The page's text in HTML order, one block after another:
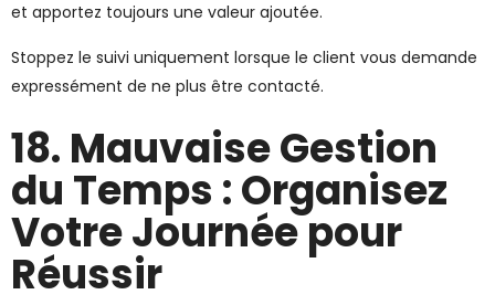
et apportez toujours une valeur ajoutée.
Stoppez le suivi uniquement lorsque le client vous demande
expressément de ne plus être contacté.
18. Mauvaise Gestion
du Temps : Organisez
Votre Journée pour
Réussir